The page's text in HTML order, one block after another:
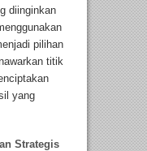
diinginkan
pilihan
titik
yang
Strategis